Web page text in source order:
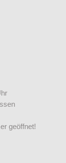
geöffnet!